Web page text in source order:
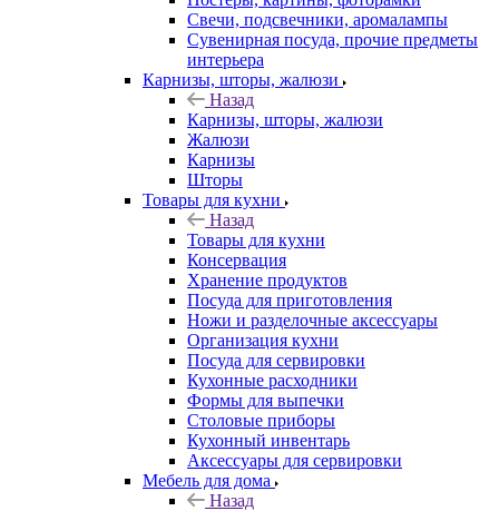
Свечи, подсвечники, аромалампы
Сувенирная посуда, прочие предметы
интерьера
Карнизы, шторы, жалюзи
Назад
Карнизы, шторы, жалюзи
Жалюзи
Карнизы
Шторы
Товары для кухни
Назад
Товары для кухни
Консервация
Хранение продуктов
Посуда для приготовления
Ножи и разделочные аксессуары
Организация кухни
Посуда для сервировки
Кухонные расходники
Формы для выпечки
Столовые приборы
Кухонный инвентарь
Аксессуары для сервировки
Мебель для дома
Назад